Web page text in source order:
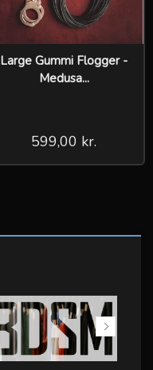
Large Gummi Flogger -
Medusa...
599,00 kr.